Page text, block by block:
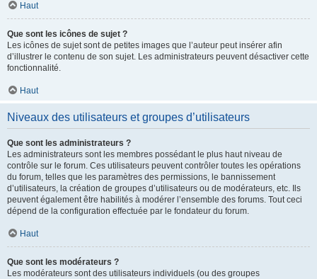
Haut
Que sont les icônes de sujet ?
Les icônes de sujet sont de petites images que l’auteur peut insérer afin
d’illustrer le contenu de son sujet. Les administrateurs peuvent désactiver cette
fonctionnalité.
Haut
Niveaux des utilisateurs et groupes d’utilisateurs
Que sont les administrateurs ?
Les administrateurs sont les membres possédant le plus haut niveau de
contrôle sur le forum. Ces utilisateurs peuvent contrôler toutes les opérations
du forum, telles que les paramètres des permissions, le bannissement
d’utilisateurs, la création de groupes d’utilisateurs ou de modérateurs, etc. Ils
peuvent également être habilités à modérer l’ensemble des forums. Tout ceci
dépend de la configuration effectuée par le fondateur du forum.
Haut
Que sont les modérateurs ?
Les modérateurs sont des utilisateurs individuels (ou des groupes